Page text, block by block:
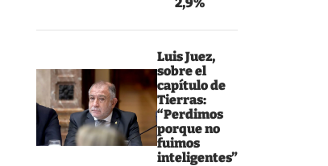
Luis Juez,
sobre el
capítulo de
Tierras:
“Perdimos
porque no
fuimos
inteligentes”